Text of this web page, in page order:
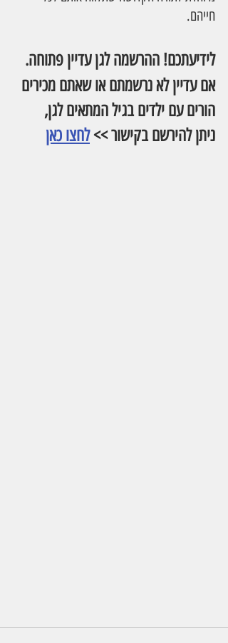
חייהם.
לידיעתכם! ההרשמה לגן עדיין פתוחה.
אם עדיין לא נרשמתם או שאתם מכירים
הורים עם ילדים בגיל המתאים לגן,
ניתן להירשם בקישור >> לחצו כאן